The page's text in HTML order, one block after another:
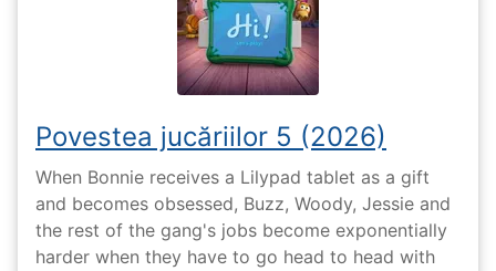
Povestea jucăriilor 5 (2026)
When Bonnie receives a Lilypad tablet as a gift
and becomes obsessed, Buzz, Woody, Jessie and
the rest of the gang's jobs become exponentially
harder when they have to go head to head with